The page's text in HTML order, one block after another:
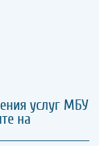
услуг МБУ
на